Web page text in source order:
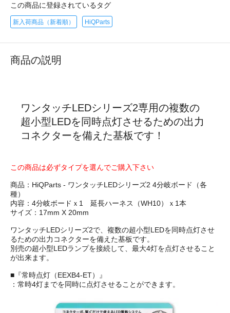
この商品に登録されているタグ
新入荷商品（新着順） HiQParts
商品の説明
ワンタッチLEDシリーズ2専用の複数の
超小型LEDを同時点灯させるための出力
コネクターを備えた基板です！
この商品は必ずタイプを選んでご購入下さい
商品：HiQParts - ワンタッチLEDシリーズ2 4分岐ボード（各
種）
内容：4分岐ボードｘ1 延長ハーネス（WH10）ｘ1本
サイズ：17mm X 20mm
ワンタッチLEDシリーズ2で、複数の超小型LEDを同時点灯させ
るための出力コネクターを備えた基板です。
別売の超小型LEDランプを接続して、最大4灯を点灯させること
が出来ます。
■『常時点灯（EEXB4-ET）』
：常時4灯までを同時に点灯させることができます。